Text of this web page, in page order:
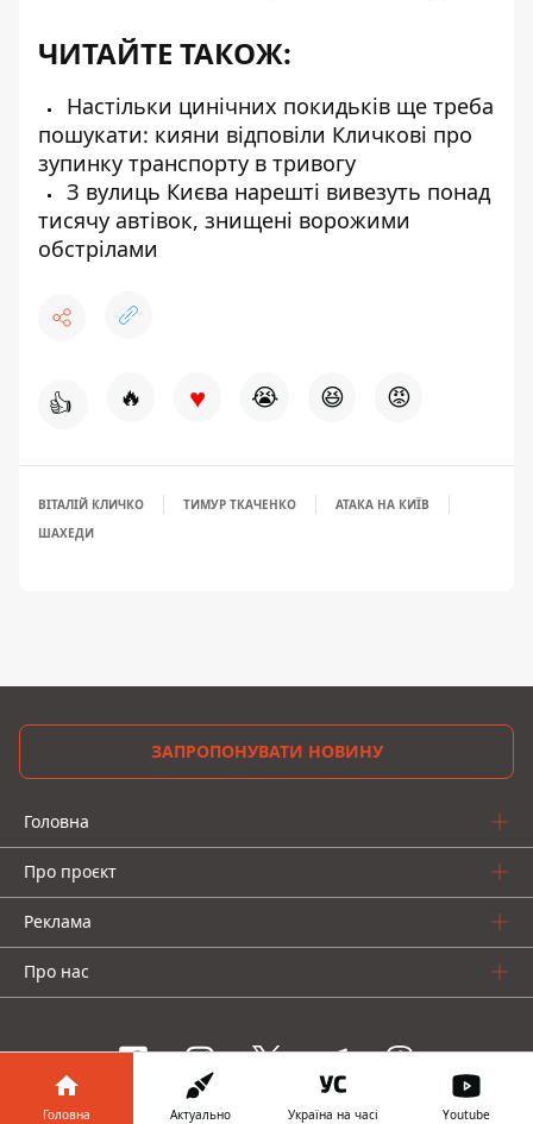
ЧИТАЙТЕ ТАКОЖ:
Настільки цинічних покидьків ще треба
пошукати: кияни відповіли Кличкові про
зупинку транспорту в тривогу
З вулиць Києва нарешті вивезуть понад
тисячу автівок, знищені ворожими
обстрілами
👍 🔥 ♥ 😭 😆 😡
ВІТАЛІЙ КЛИЧКО ТИМУР ТКАЧЕНКО
АТАКА НА КИЇВ
ШАХЕДИ
ЗАПРОПОНУВАТИ НОВИНУ
Головна
Про проєкт
Реклама
Про нас
Головна Актуально Україна на часі Youtube